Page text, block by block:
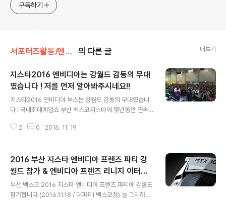
구독하기
서포터즈활동/엔비디아활동 의 다른 글 더보기
지스타2016 엔비디아는 강월드 감동의 무대
였습니다 ! 저를 먼저 알아봐주시네요!!
지스타2016 엔비디아 부스는 강월드 감동의 무대였습니
다 ! 국내최대게임쇼 부산 벡스코지스타에 몇년동안 연속
아 박과장님을 비롯하여 엔비디아코리아 여러 직원분들이
롯해엔비디아프렌즈 초창기 멤버로서 진심으로 감사합니
다 특히 제일 감동받은게 구석에서 촬영하고 있는 필자를
먼저 알아보시고한걸음에 먼저 달려와서 필자의 이름까지
불러주시고 반갑게 안아주시는엔비디아코리아 이용덕 지
사장님을 보고 비록 그 자리에서는 표현은 못했지만 정말
2 0 2016. 11. 19.
2016 부산 지스타 엔비디아 프렌즈 파티 강
월드 참가 & 엔비디아 프렌즈 리니지 이터널
CBT 이벤트 (2016.11.18 / 더파티I 벡스코
점)
부산 벡스코 2016 지스타 엔비디아 프렌즈 파티에 강월드
참가합니다 (2016.11.18 / 더파티I 벡스코점) 늘 그리하듯